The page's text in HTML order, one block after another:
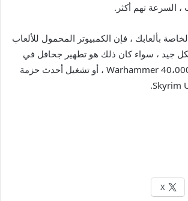
السرعة تهم أكثر.
بألعابك ، فإن الكمبيوتر المحمول للألعاب
جيد ، سواء كان ذلك هو تطهير جحافل في
Warhammer 40،000: Space Marine 2 ، أو تشغيل أحدث حزمة
Skyrim
X